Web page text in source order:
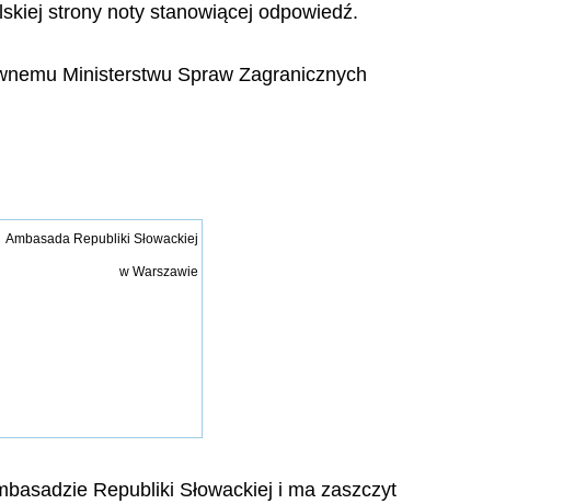
strony noty stanowiącej odpowiedź.
Ministerstwu Spraw Zagranicznych
Ambasada Republiki Słowackiej
w Warszawie
Republiki Słowackiej i ma zaszczyt